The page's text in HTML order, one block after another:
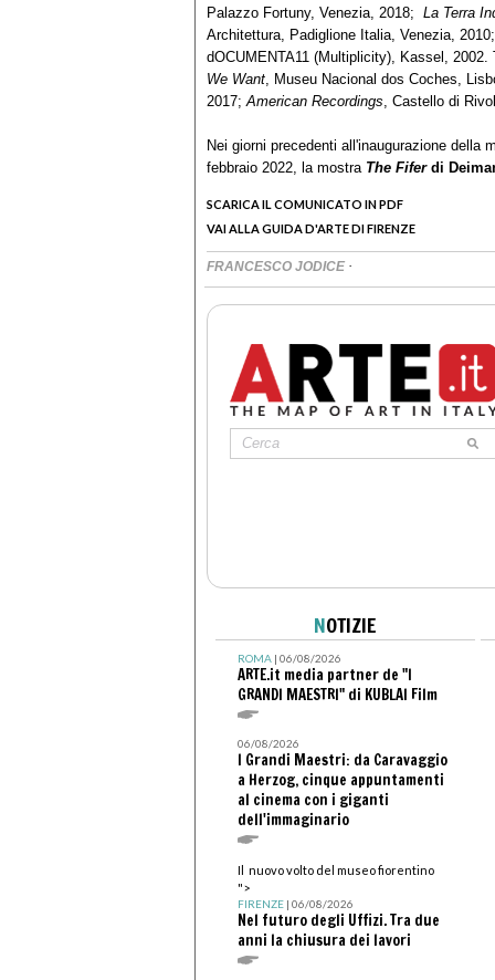
Palazzo Fortuny, Venezia, 2018; La Terra
Architettura, Padiglione Italia, Venezia,
dOCUMENTA11 (Multiplicity), Kassel,
We Want , Museu Nacional dos Coches,
2017; American Recordings , Castello di
Nei giorni precedenti all'inaugurazione
febbraio 2022, la mostra The Fiferdi
SCARICA IL COMUNICATO IN PDF
VAI ALLA GUIDA D'ARTE DI FIRENZE
FRANCESCO JODICE ·
NOTIZIE
ROMA| 06/08/2026
ARTE.it media partner de "I
GRANDI MAESTRI" di KUBLAI Film
06/08/2026
I Grandi Maestri: da Caravaggio
a Herzog, cinque appuntamenti
al cinema con i giganti
dell'immaginario
Il nuovo volto del museo fiorentino
">
FIRENZE| 06/08/2026
Nel futuro degli Uffizi. Tra due
anni la chiusura dei lavori